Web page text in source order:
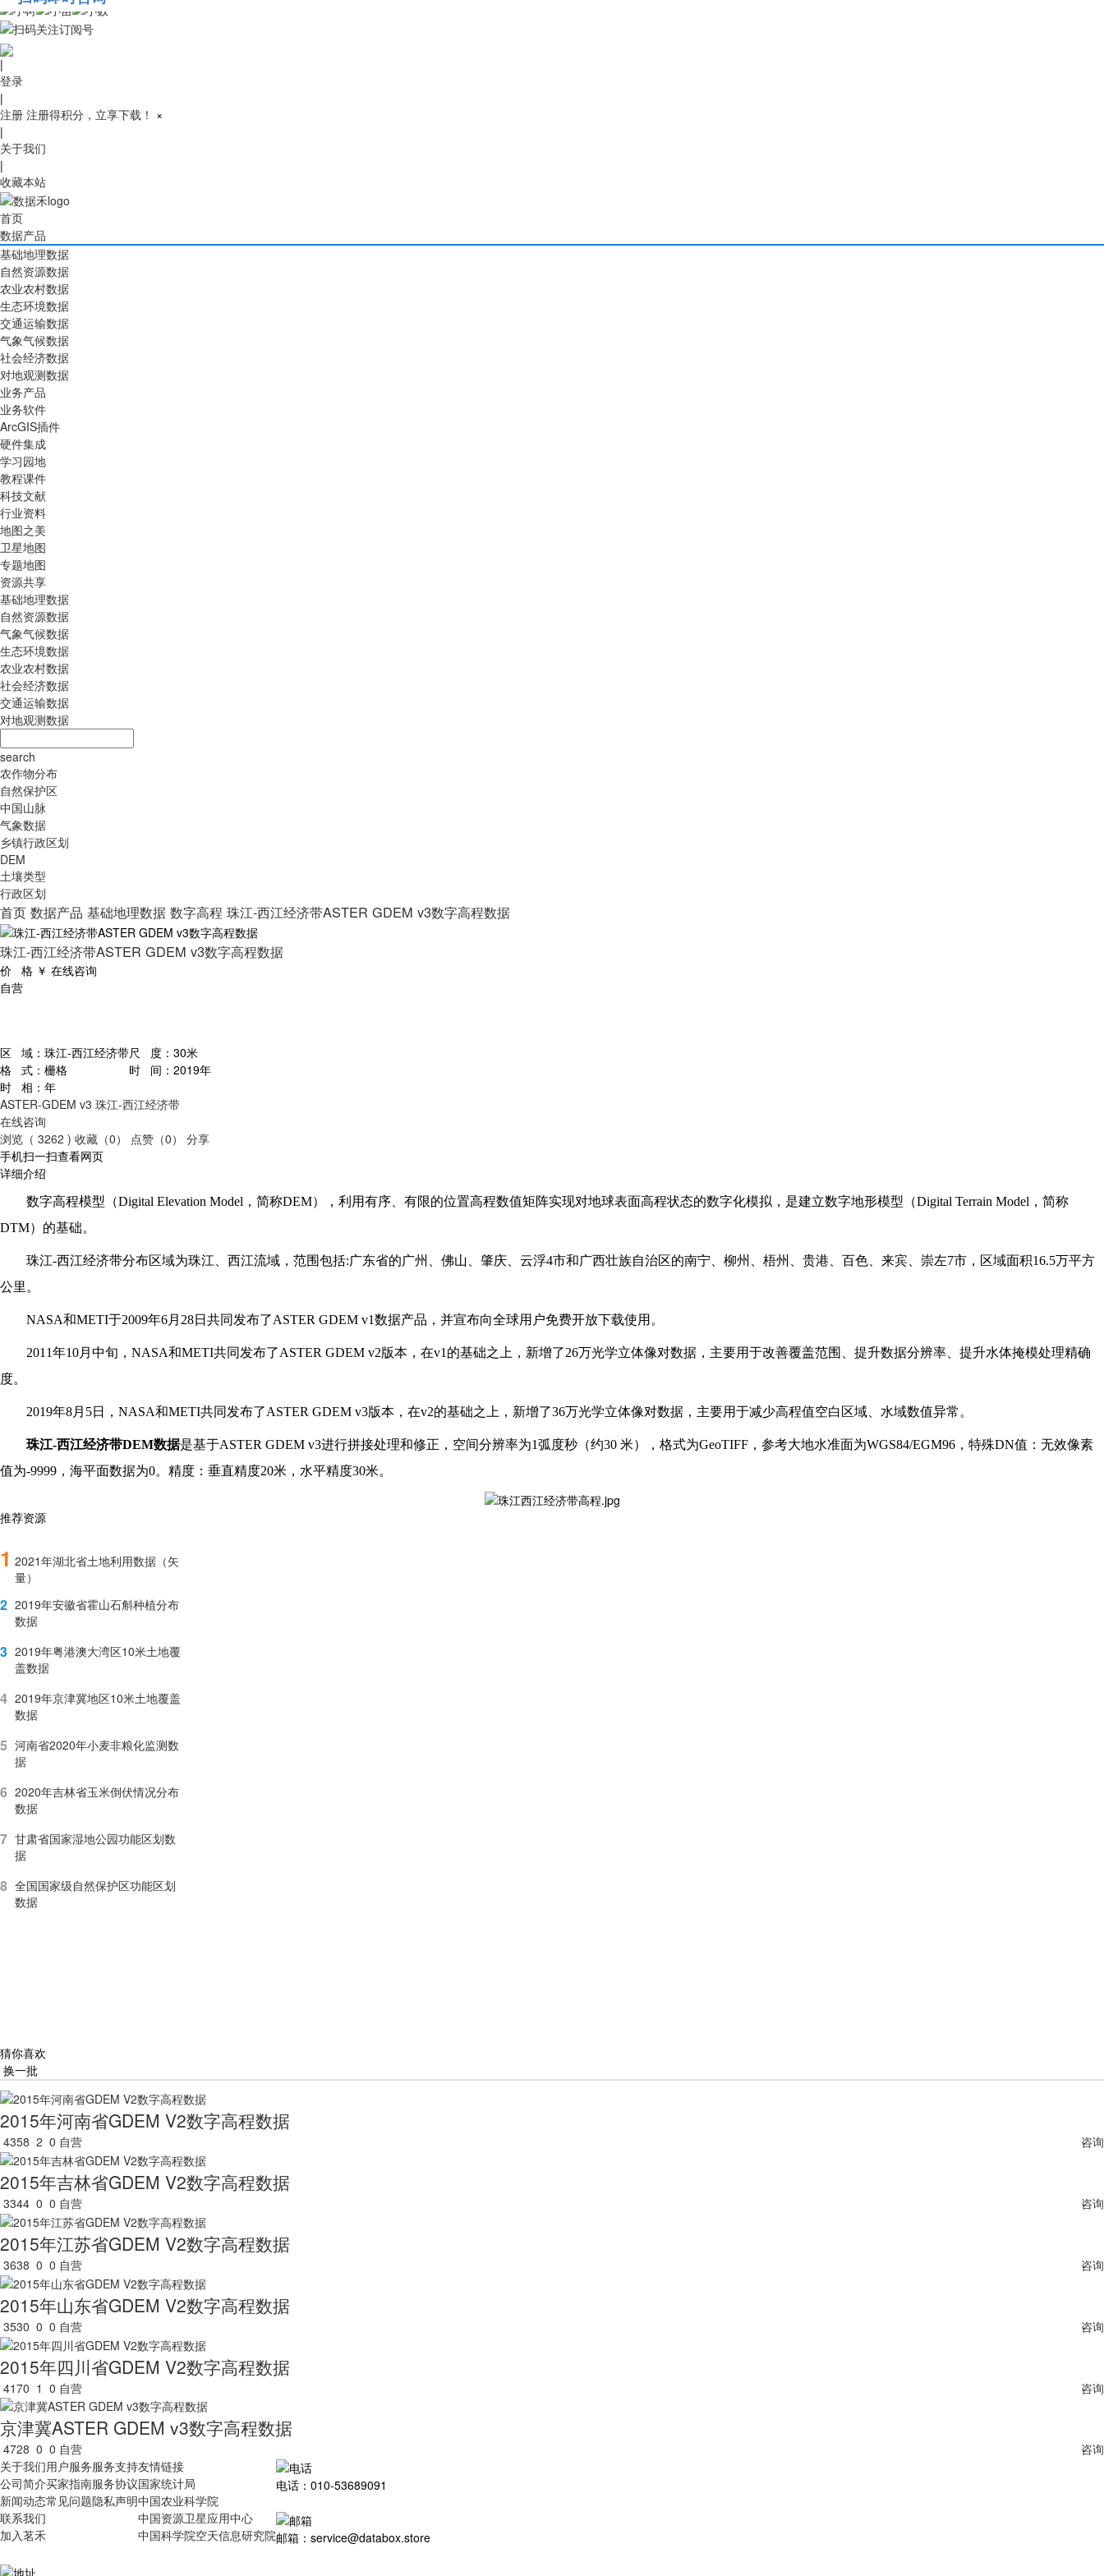
010-53689091
|
登录
|
注册 注册得积分，立享下载！ ×
|
关于我们
|
收藏本站
首页
数据产品
基础地理数据
自然资源数据
农业农村数据
生态环境数据
交通运输数据
气象气候数据
社会经济数据
对地观测数据
业务产品
业务软件
ArcGIS插件
硬件集成
学习园地
教程课件
科技文献
行业资料
地图之美
卫星地图
专题地图
资源共享
基础地理数据
自然资源数据
气象气候数据
生态环境数据
农业农村数据
社会经济数据
交通运输数据
对地观测数据
search
农作物分布
自然保护区
中国山脉
气象数据
乡镇行政区划
DEM
土壤类型
行政区划
首页 数据产品 基础地理数据 数字高程 珠江-西江经济带ASTER GDEM v3数字高程数据
珠江-西江经济带ASTER GDEM v3数字高程数据
价 格 ￥ 在线咨询
自营
区 域： 珠江-西江经济带尺 度： 30米
格 式： 栅格 时 间： 2019年
时 相： 年
ASTER-GDEM v3 珠江-西江经济带
在线咨询
浏览（ 3262 ) 收藏（0） 点赞（0）
分享
手机扫一扫查看网页
详细介绍
数字高程模型（Digital Elevation Model，简称DEM），利用有序、有限的位置高程数值矩阵实现对地球表面高程状态的数字化模拟，是建立数字地形模型（Digital Terrain Model，简称
DTM）的基础。
珠江-西江经济带分布区域为珠江、西江流域，范围包括:广东省的广州、佛山、肇庆、云浮4市和广西壮族自治区的南宁、柳州、梧州、贵港、百色、来宾、崇左7市，区域面积16.5万平方
公里。
NASA和METI于2009年6月28日共同发布了ASTER GDEM v1数据产品，并宣布向全球用户免费开放下载使用。
2011年10月中旬，NASA和METI共同发布了ASTER GDEM v2版本，在v1的基础之上，新增了26万光学立体像对数据，主要用于改善覆盖范围、提升数据分辨率、提升水体掩模处理精确
度。
2019年8月5日，NASA和METI共同发布了ASTER GDEM v3版本，在v2的基础之上，新增了36万光学立体像对数据，主要用于减少高程值空白区域、水域数值异常。
珠江-西江经济带DEM数据是基于ASTER GDEM v3进行拼接处理和修正，空间分辨率为1弧度秒（约30 米），格式为GeoTIFF，参考大地水准面为WGS84/EGM96，特殊DN值：无效像素
值为-9999，海平面数据为0。精度：垂直精度20米，水平精度30米。
推荐资源
1 2021年湖北省土地利用数据（矢
量）
2 2019年安徽省霍山石斛种植分布
数据
3 2019年粤港澳大湾区10米土地覆
盖数据
4 2019年京津冀地区10米土地覆盖
数据
5 河南省2020年小麦非粮化监测数
据
6 2020年吉林省玉米倒伏情况分布
数据
7 甘肃省国家湿地公园功能区划数
据
8 全国国家级自然保护区功能区划
数据
猜你喜欢
换一批
2015年河南省GDEM V2数字高程数据
4358 2 0 自营 咨询
2015年吉林省GDEM V2数字高程数据
3344 0 0 自营 咨询
2015年江苏省GDEM V2数字高程数据
3638 0 0 自营 咨询
2015年山东省GDEM V2数字高程数据
3530 0 0 自营 咨询
2015年四川省GDEM V2数字高程数据
4170 1 0 自营 咨询
京津冀ASTER GDEM v3数字高程数据
4728 0 0 自营
咨询
关于我们
公司简介
新闻动态
联系我们
加入茗禾
用户服务
买家指南
常见问题
服务支持
服务协议
隐私声明
友情链接
国家统计局
中国农业科学院
中国资源卫星应用中心
中国科学院空天信息研究院
电话：010-53689091
邮箱：service@databox.store